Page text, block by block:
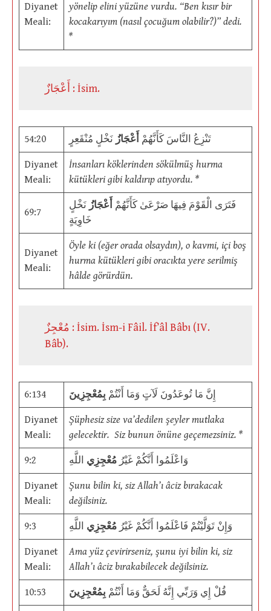
Diyanet
Meali:
yönelip elini yüzüne vurdu. “Ben kısır bir
kocakarıyım (nasıl çocuğum olabilir?)” dedi.
*
أَعْجَازٌ : İsim.
54:20 تَنْزِعُ النَّاسَ كَأَنَّهُمْ أَعْجَازُ نَخْلٍ مُنْقَعِرٍ
Diyanet
Meali:
İnsanları köklerinden sökülmüş hurma
kütükleri gibi kaldırıp atıyordu. *
69:7
فَتَرَى الْقَوْمَ فِيهَا صَرْعَىٰ كَأَنَّهُمْ أَعْجَازُ نَخْلٍ
خَاوِيَةٍ
Diyanet
Meali:
Öyle ki (eğer orada olsaydın), o kavmi, içi boş
hurma kütükleri gibi oracıkta yere serilmiş
hâlde görürdün.
مُعْجِزٌ : İsim. İsm-i Fâil. İf’âl Bâbı (IV.
Bâb).
6:134 إِنَّ مَا تُوعَدُونَ لَآتٍ وَمَا أَنْتُمْ بِمُعْجِزِينَ
Diyanet
Meali:
Şüphesiz size va’dedilen şeyler mutlaka
gelecektir. Siz bunun önüne geçemezsiniz. *
9:2 وَاعْلَمُوا أَنَّكُمْ غَيْرُ مُعْجِزِي اللَّهِ
Diyanet
Meali:
Şunu bilin ki, siz Allah’ı âciz bırakacak
değilsiniz.
9:3 وَإِنْ تَوَلَّيْتُمْ فَاعْلَمُوا أَنَّكُمْ غَيْرُ مُعْجِزِي اللَّهِ
Diyanet
Meali:
Ama yüz çevirirseniz, şunu iyi bilin ki, siz
Allah’ı âciz bırakabilecek değilsiniz.
10:53 قُلْ إِي وَرَبِّي إِنَّهُ لَحَقٌّ وَمَا أَنْتُمْ بِمُعْجِزِينَ